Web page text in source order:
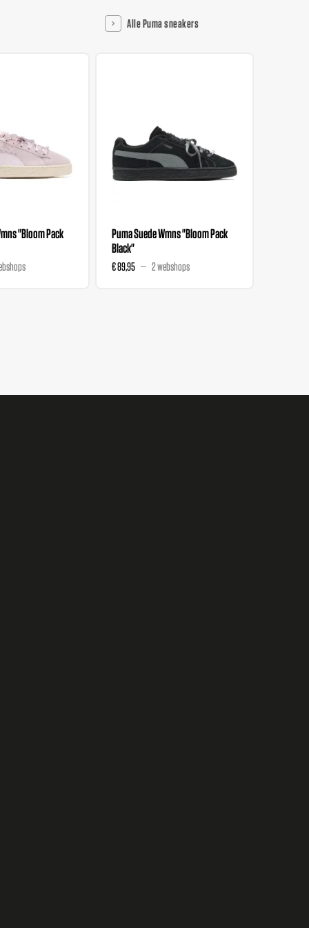
Alle Puma sneakers
"Bloom Pack
Puma Suede Wmns "Bloom Pack
Black"
€ 89,95 2 webshops